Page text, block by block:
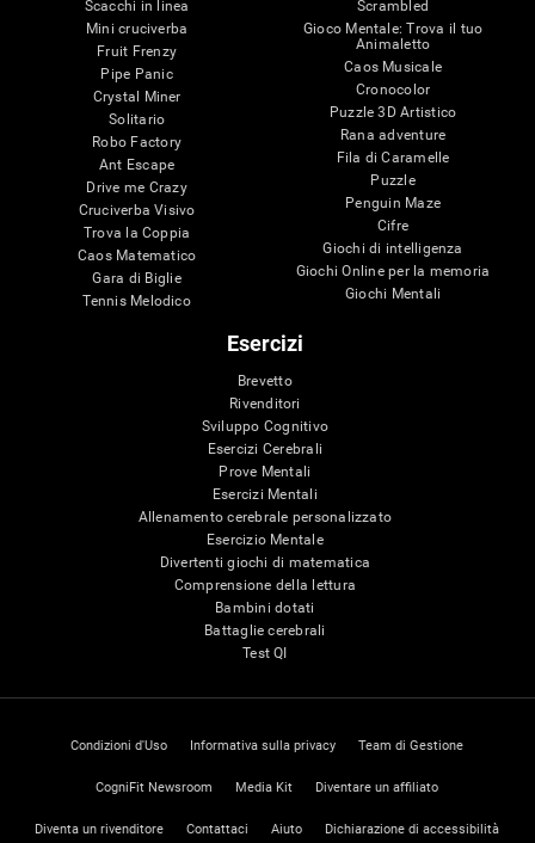
Scacchi in linea
Mini cruciverba
Fruit Frenzy
Pipe Panic
Crystal Miner
Solitario
Robo Factory
Ant Escape
Drive me Crazy
Cruciverba Visivo
Trova la Coppia
Caos Matematico
Gara di Biglie
Tennis Melodico
Scrambled
Gioco Mentale: Trova il tuo
Animaletto
Caos Musicale
Cronocolor
Puzzle 3D Artistico
Rana adventure
Fila di Caramelle
Puzzle
Penguin Maze
Cifre
Giochi di intelligenza
Giochi Online per la memoria
Giochi Mentali
Esercizi
Brevetto
Rivenditori
Sviluppo Cognitivo
Esercizi Cerebrali
Prove Mentali
Esercizi Mentali
Allenamento cerebrale personalizzato
Esercizio Mentale
Divertenti giochi di matematica
Comprensione della lettura
Bambini dotati
Battaglie cerebrali
Test QI
Condizioni d'Uso Informativa sulla privacy Team di Gestione
CogniFit Newsroom Media Kit Diventare un affiliato
Diventa un rivenditore Contattaci Aiuto Dichiarazione di accessibilità